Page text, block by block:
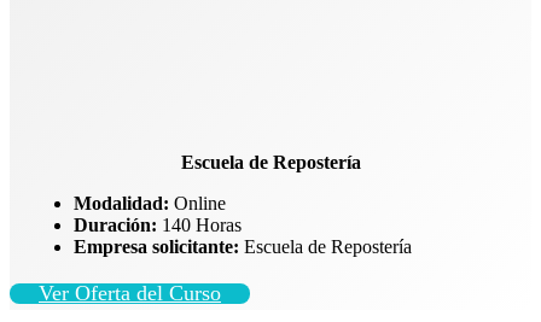
Escuela de Repostería
Modalidad: Online
Duración: 140 Horas
Empresa solicitante: Escuela de Repostería
Ver Oferta del Curso